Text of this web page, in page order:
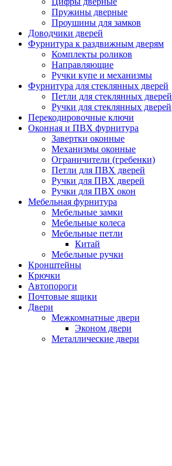
Пружины дверные
Проушины для замков
Доводчики дверей
Фурнитура к раздвижным дверям
Комплекты роликов
Направляющие
Ручки купе и механизмы
Фурнитура для стеклянных дверей
Петли для стеклянных дверей
Ручки для стеклянных дверей
Перекодировочные ключи
Оконная и ПВХ фурнитура
Завертки оконные
Механизмы оконные
Ограничители (гребенки)
Петли для ПВХ дверей
Ручки для ПВХ дверей
Ручки для ПВХ окон
Мебельная фурнитура
Мебельные замки
Мебельные колеса
Мебельные петли
Китай
Мебельные ручки
Кронштейны
Крючки
Автопороги
Почтовые ящики
Двери
Межкомнатные двери
Эконом двери
Металлические двери